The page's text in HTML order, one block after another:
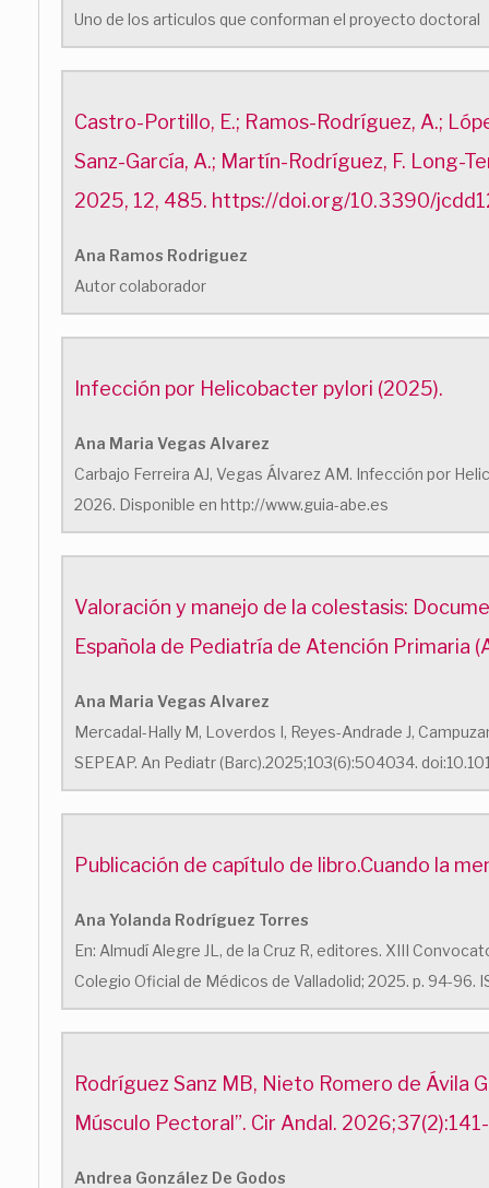
Uno de los articulos que conforman el proyecto doctoral
Castro-Portillo, E.; Ramos-Rodríguez, A.;
Sanz-García, A.; Martín-Rodríguez, F. Long-
2025, 12, 485. https://doi.org/10.3390/
Ana Ramos Rodriguez
Autor colaborador
Infección por Helicobacter pylori (2025).
Ana Maria Vegas Alvarez
Carbajo Ferreira AJ, Vegas Álvarez AM. Infección por
2026. Disponible en http://www.guia-abe.es
Valoración y manejo de la colestasis:
Española de Pediatría de Atención Primaria
Ana Maria Vegas Alvarez
Mercadal-Hally M, Loverdos I, Reyes-Andrade J,
SEPEAP. An Pediatr (Barc).2025;103(6):504034.
Publicación de capítulo de libro.Cuando la
Ana Yolanda Rodríguez Torres
En: Almudí Alegre JL, de la Cruz R, editores. XIII
Colegio Oficial de Médicos de Valladolid; 2025. p. 94-96.
Rodríguez Sanz MB, Nieto Romero de Ávila
Músculo Pectoral”. Cir Andal.
Andrea González De Godos